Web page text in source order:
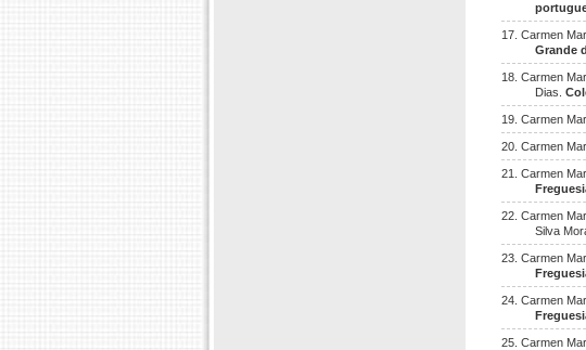
17. Carmen
Grande
18. Carmen
Dias.
19. Carmen
20. Carmen
21. Carmen
22. Carmen
Silva
23. Carmen
24. Carmen
25. Carmen